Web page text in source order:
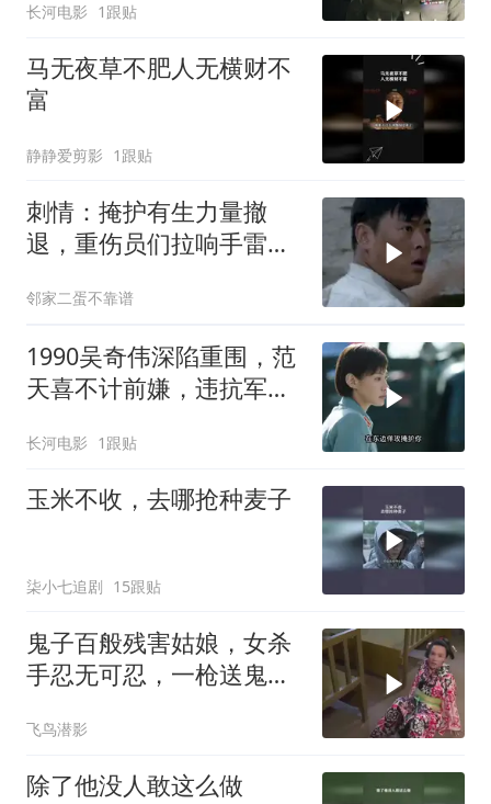
长河电影 1跟贴
马无夜草不肥人无横财不
富
静静爱剪影 1跟贴
刺情：掩护有生力量撤
退，重伤员们拉响手雷，
邻家二蛋不靠谱
1990吴奇伟深陷重围，范
天喜不计前嫌，违抗军令
长河电影 1跟贴
玉米不收，去哪抢种麦子
柒小七追剧 15跟贴
鬼子百般残害姑娘，女杀
手忍无可忍，一枪送鬼子
飞鸟潜影
除了他没人敢这么做